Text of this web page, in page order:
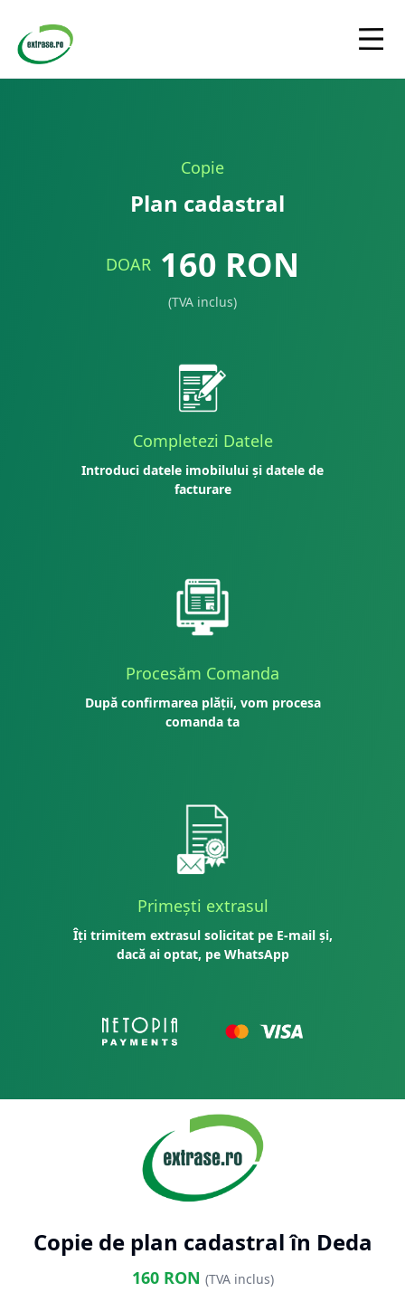
Copie
Plan cadastral
DOAR 160 RON
(TVA inclus)
Completezi Datele
Introduci datele imobilului și datele de
facturare
Procesăm Comanda
După confirmarea plății, vom procesa
comanda ta
Primești extrasul
Îți trimitem extrasul solicitat pe E-mail și,
dacă ai optat, pe WhatsApp
Copie de plan cadastral în Deda
160RON (TVA inclus)